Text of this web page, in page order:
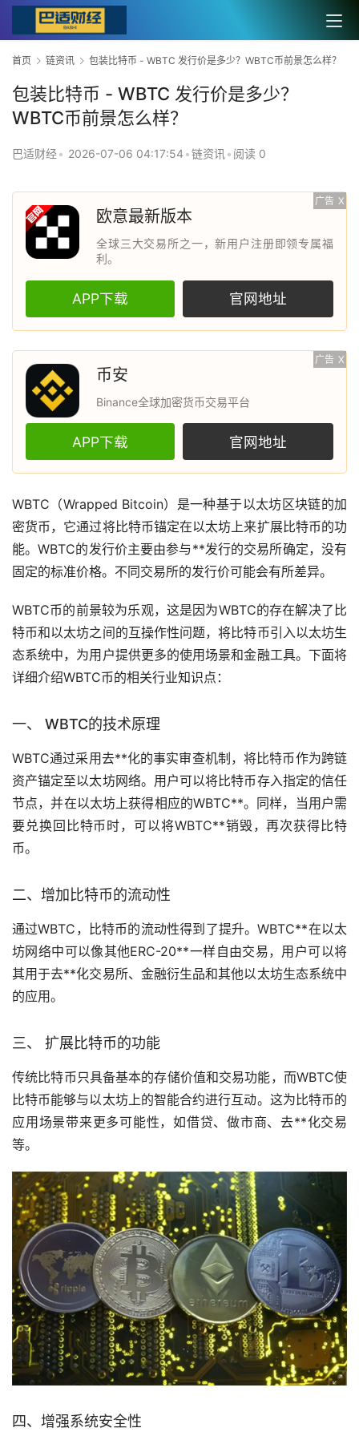
首页 链资讯 包装比特币 - WBTC 发行价是多少？WBTC币前景怎么样？
包装比特币 - WBTC 发行价是多少？
WBTC币前景怎么样？
巴适财经• 2026-07-06 04:17:54 •链资讯 • 阅读 0
广告 X
欧意最新版本
全球三大交易所之一，新用户注册即领专属福
利。
APP下载 官网地址
广告 X
币安
Binance全球加密货币交易平台
APP下载 官网地址
WBTC（Wrapped Bitcoin）是一种基于以太坊区块链的加
密货币，它通过将比特币锚定在以太坊上来扩展比特币的功
能。WBTC的发行价主要由参与**发行的交易所确定，没有
固定的标准价格。不同交易所的发行价可能会有所差异。
WBTC币的前景较为乐观，这是因为WBTC的存在解决了比
特币和以太坊之间的互操作性问题，将比特币引入以太坊生
态系统中，为用户提供更多的使用场景和金融工具。下面将
详细介绍WBTC币的相关行业知识点：
一、 WBTC的技术原理
WBTC通过采用去**化的事实审查机制，将比特币作为跨链
资产锚定至以太坊网络。用户可以将比特币存入指定的信任
节点，并在以太坊上获得相应的WBTC**。同样，当用户需
要兑换回比特币时，可以将WBTC**销毁，再次获得比特
币。
二、增加比特币的流动性
通过WBTC，比特币的流动性得到了提升。WBTC**在以太
坊网络中可以像其他ERC-20**一样自由交易，用户可以将
其用于去**化交易所、金融衍生品和其他以太坊生态系统中
的应用。
三、 扩展比特币的功能
传统比特币只具备基本的存储价值和交易功能，而WBTC使
比特币能够与以太坊上的智能合约进行互动。这为比特币的
应用场景带来更多可能性，如借贷、做市商、去**化交易
等。
四、增强系统安全性